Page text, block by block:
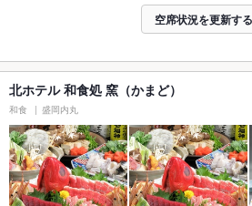
空席状況を更新する
北ホテル 和食処 窯（かまど）
和食 盛岡内丸